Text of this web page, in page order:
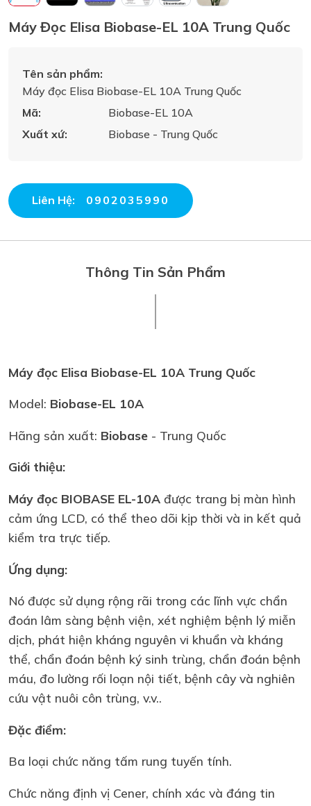
Máy Đọc Elisa Biobase-EL 10A Trung Quốc
Tên sản phẩm:
Máy đọc Elisa Biobase-EL 10A Trung Quốc
Mã:
Biobase-EL 10A
Xuất xứ:
Biobase - Trung Quốc
Liên Hệ: 0902035990
Thông Tin Sản Phẩm
Máy đọc Elisa Biobase-EL 10A Trung Quốc
Model: Biobase-EL 10A
Hãng sản xuất: Biobase - Trung Quốc
Giới thiệu:
Máy đọc BIOBASE EL-10A được trang bị màn hình
cảm ứng LCD, có thể theo dõi kịp thời và in kết quả
kiểm tra trực tiếp.
Ứng dụng:
Nó được sử dụng rộng rãi trong các lĩnh vực chẩn
đoán lâm sàng bệnh viện, xét nghiệm bệnh lý miễn
dịch, phát hiện kháng nguyên vi khuẩn và kháng
thể, chẩn đoán bệnh ký sinh trùng, chẩn đoán bệnh
máu, đo lường rối loạn nội tiết, bệnh cây và nghiên
cứu vật nuôi côn trùng, v.v..
Đặc điểm:
Ba loại chức năng tấm rung tuyến tính.
Chức năng định vị Cener, chính xác và đáng tin